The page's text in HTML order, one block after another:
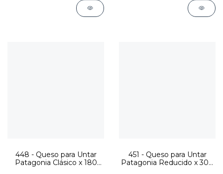
448 - Queso para Untar
Patagonia Clásico x 180
451 - Queso para Untar
Patagonia Reducido x 300